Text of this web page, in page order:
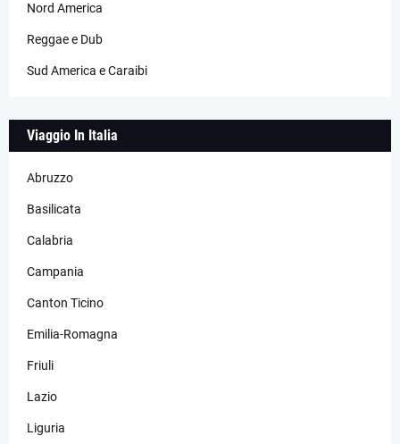
Nord America
Reggae e Dub
Sud America e Caraibi
Viaggio In Italia
Abruzzo
Basilicata
Calabria
Campania
Canton Ticino
Emilia-Romagna
Friuli
Lazio
Liguria